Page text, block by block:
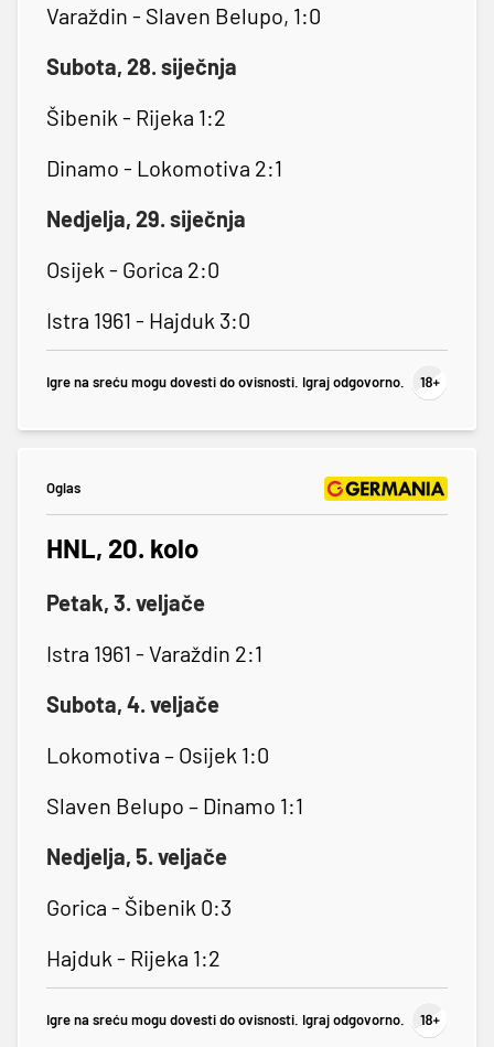
Varaždin - Slaven Belupo, 1:0
Subota, 28. siječnja
Šibenik - Rijeka 1:2
Dinamo - Lokomotiva 2:1
Nedjelja, 29. siječnja
Osijek - Gorica 2:0
Istra 1961 - Hajduk 3:0
Igre na sreću mogu dovesti do ovisnosti. Igraj odgovorno.
Oglas
HNL, 20. kolo
Petak, 3. veljače
Istra 1961 - Varaždin 2:1
Subota, 4. veljače
Lokomotiva – Osijek 1:0
Slaven Belupo – Dinamo 1:1
Nedjelja, 5. veljače
Gorica - Šibenik 0:3
Hajduk - Rijeka 1:2
Igre na sreću mogu dovesti do ovisnosti. Igraj odgovorno.